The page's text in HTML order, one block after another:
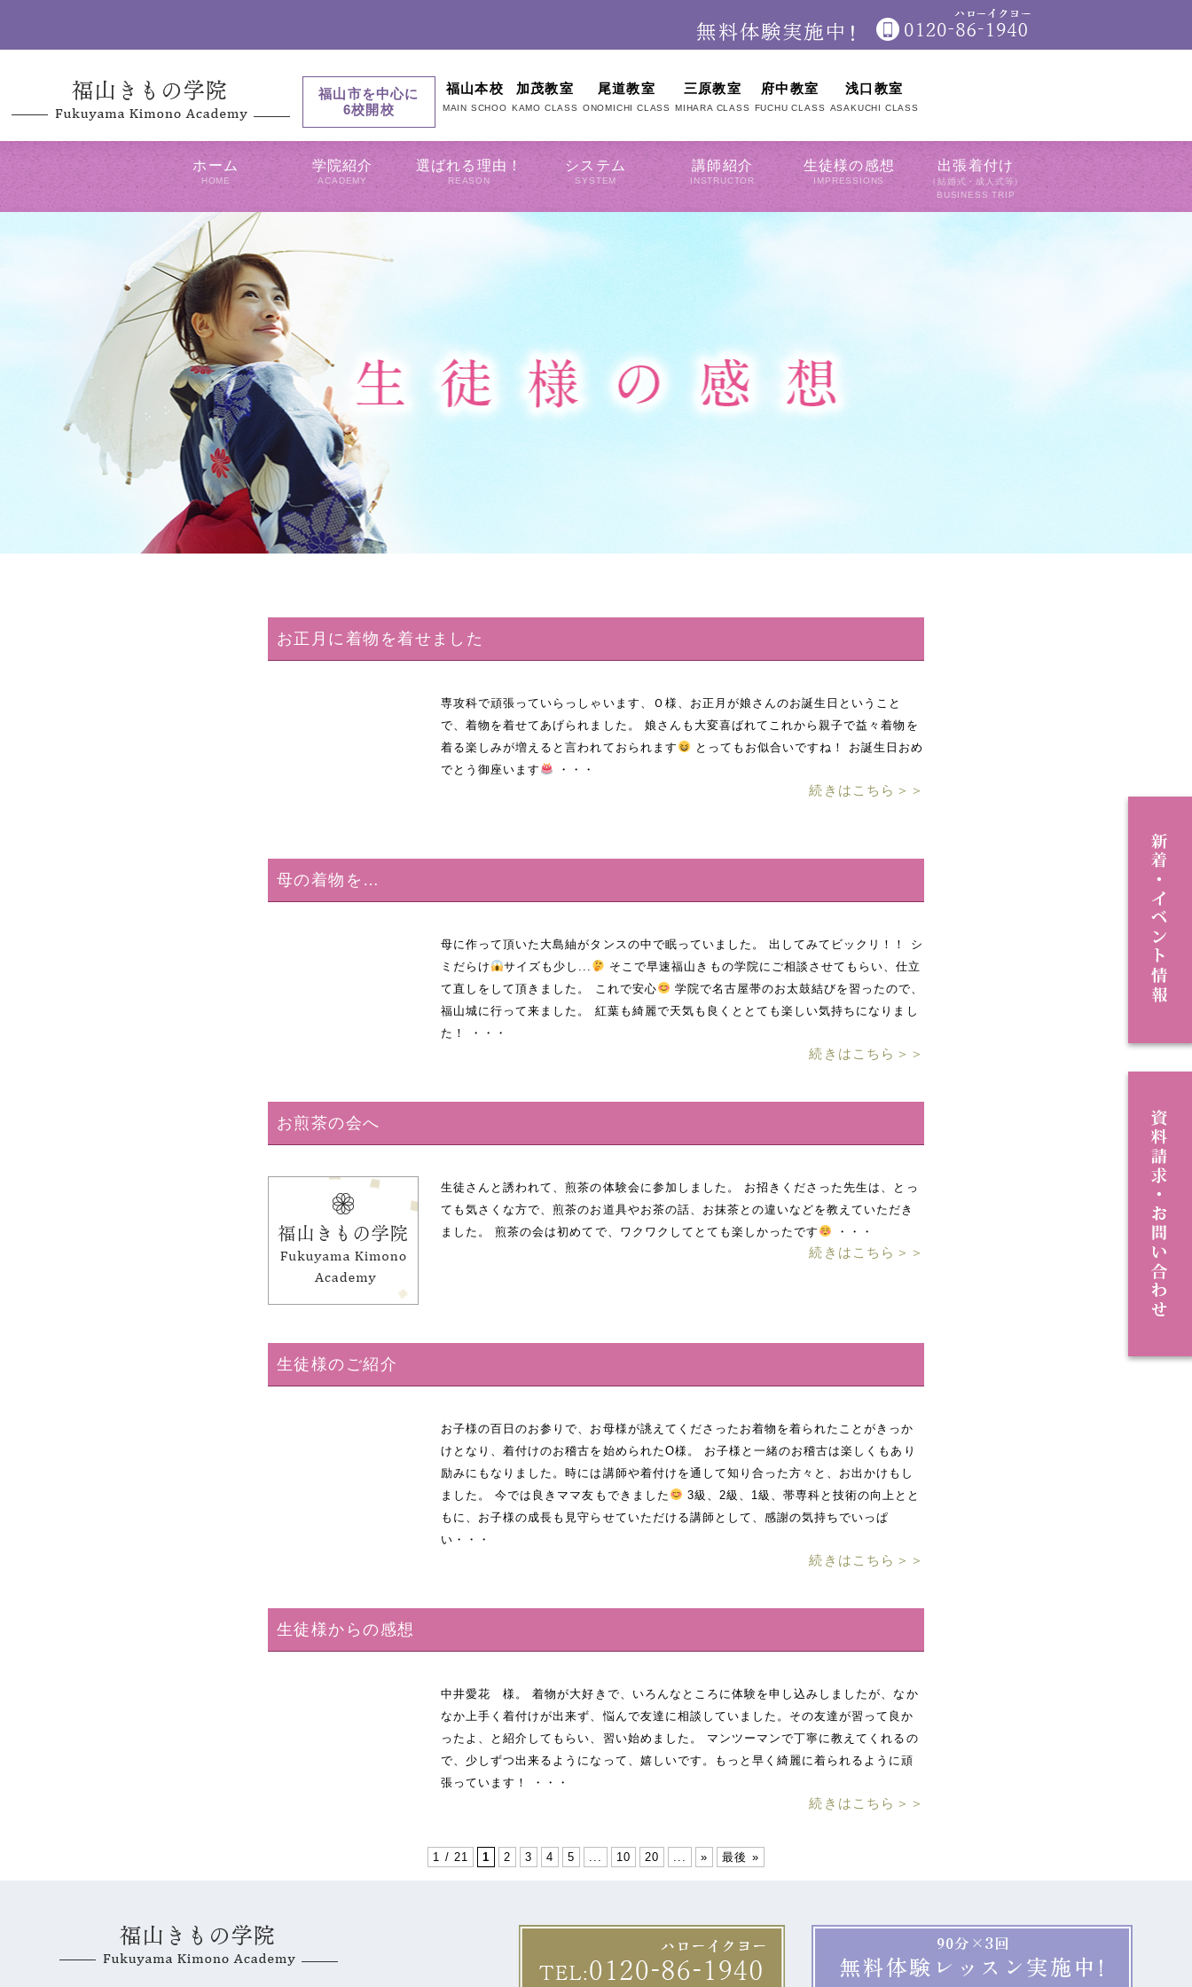
福山市を中心に
6校開校
福山本校
MAIN SCHOO
加茂教室
KAMO CLASS
尾道教室
ONOMICHI CLASS
三原教室
MIHARA CLASS
府中教室
FUCHU CLASS
浅口教室
ASAKUCHI CLASS
ホーム
HOME
学院紹介
ACADEMY
選ばれる理由！
REASON
システム
SYSTEM
講師紹介
INSTRUCTOR
生徒様の感想
IMPRESSIONS
出張着付け
（結婚式・成人式等）
BUSINESS TRIP
お正月に着物を着せました
専攻科で頑張っていらっしゃいます、Ｏ様、お正月が娘さんのお誕生日ということ
で、着物を着せてあげられました。 娘さんも大変喜ばれてこれから親子で益々着物を
着る楽しみが増えると言われておられます
とってもお似合いですね！ お誕生日おめ
でとう御座います
・・・
続きはこちら＞＞
母の着物を…
母に作って頂いた大島紬がタンスの中で眠っていました。 出してみてビックリ！！ シ
ミだらけ
サイズも少し...
そこで早速福山きもの学院にご相談させてもらい、仕立
て直しをして頂きました。 これで安心
学院で名古屋帯のお太鼓結びを習ったので、
福山城に行って来ました。 紅葉も綺麗で天気も良くととても楽しい気持ちになりまし
た！ ・・・
続きはこちら＞＞
お煎茶の会へ
生徒さんと誘われて、煎茶の体験会に参加しました。 お招きくださった先生は、とっ
ても気さくな方で、煎茶のお道具やお茶の話、お抹茶との違いなどを教えていただき
ました。 煎茶の会は初めてで、ワクワクしてとても楽しかったです
・・・
続きはこちら＞＞
生徒様のご紹介
お子様の百日のお参りで、お母様が誂えてくださったお着物を着られたことがきっか
けとなり、着付けのお稽古を始められたO様。 お子様と一緒のお稽古は楽しくもあり
励みにもなりました。時には講師や着付けを通して知り合った方々と、お出かけもし
ました。 今では良きママ友もできました
3級、2級、1級、帯専科と技術の向上とと
もに、お子様の成長も見守らせていただける講師として、感謝の気持ちでいっぱ
い・・・
続きはこちら＞＞
生徒様からの感想
中井愛花 様。 着物が大好きで、いろんなところに体験を申し込みしましたが、なか
なか上手く着付けが出来ず、悩んで友達に相談していました。その友達が習って良か
ったよ、と紹介してもらい、習い始めました。 マンツーマンで丁寧に教えてくれるの
で、少しずつ出来るようになって、嬉しいです。もっと早く綺麗に着られるように頑
張っています！ ・・・
続きはこちら＞＞
1 / 21 1 2 3 4 5 ... 10 20 ... » 最後 »